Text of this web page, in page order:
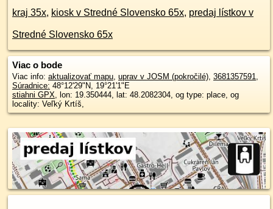
kraj 35x, kiosk v Stredné Slovensko 65x, predaj lístkov v
Stredné Slovensko 65x
Viac o bode
Viac info: aktualizovať mapu, uprav v JOSM (pokročilé), 3681357591,
Súradnice: 48°12'29"N, 19°21'1"E
stiahni GPX, lon: 19.350444, lat: 48.2082304, og type: place, og
locality: Veľký Krtíš,